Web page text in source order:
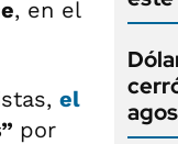
, en el
el
por